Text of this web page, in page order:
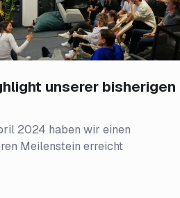
unserer bisherigen
2024 haben wir einen
Meilenstein erreicht